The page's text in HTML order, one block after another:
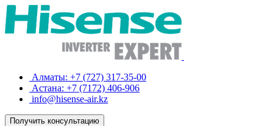
Алматы: +7 (727) 317-35-00
Астана: +7 (7172) 406-906
info@hisense-air.kz
Получить консультацию